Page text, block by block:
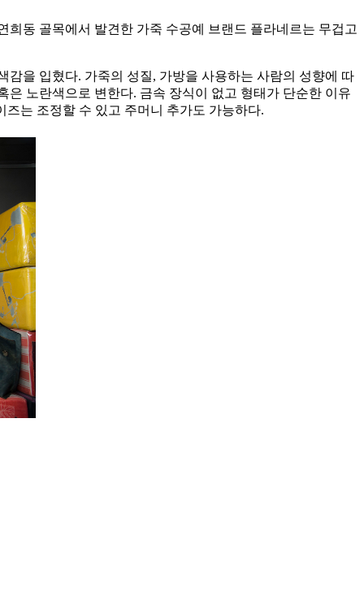
동 골목에서 발견한 가죽 수공예 브랜드 플라네르는 무겁고
을 입혔다. 가죽의 성질, 가방을 사용하는 사람의 성향에 따
노란색으로 변한다. 금속 장식이 없고 형태가 단순한 이유
는 조정할 수 있고 주머니 추가도 가능하다.